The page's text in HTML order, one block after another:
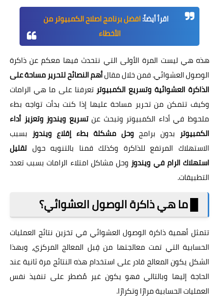
اقرأ أيضاً:افضل برنامج اصلاح الكمبيوتر من
الأخطاء
هذه هي ليست المرة الأولى التي نتحدث فيها معكم عن ذاكرة
الوصول العشوائي. فمن خلال مقالأهم النصائح لتحرير مساحة على
الذاكرة العشوائية وتسريع الكمبيوترتعرفنا على ما هي الرامات
وكيف تتمكن من تحرير مساحة عليها إذا كنت بدأت تواجه بطء
ملحوظ في أداء الكمبيوتر وتبحث عنتسريع ويندوز وتعزيز أداء
الكمبيوتر بدون برامج وحل مشكلة بطء إقلاع ويندوز بسبب
الاستهلاك المرتفع للذاكرة وكذلك قمنا بالتنويه حول تقليل
استهلاك الرام في ويندوزوحل مشاكل امتلاء الرامات بسبب تعدد
التطبيقات.
█ ما هي ذاكرة الوصول العشوائي؟
تتمثل أهمية ذاكرة الوصول العشوائي في تخزين نتائج العمليات
الحسابية التي تمت معالجتها من قِبل المعالج المركزي، وبهذا
الشكل يكون المعالج قادر على استخدام هذه النتائج مرة ثانية عند
الحاجة إليها وبالتالي فهو يكون غير مُضطر على تنفيذ نفس
العمليات الحسابية مرارًا وتكرارًا.